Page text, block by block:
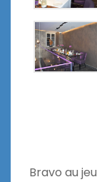
Bravo au